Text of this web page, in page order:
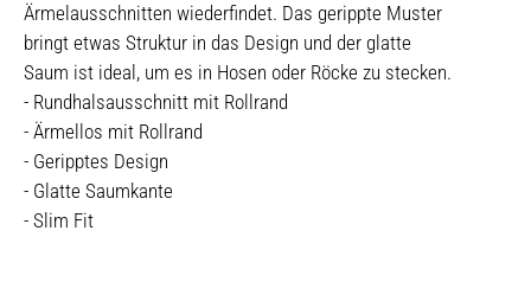
Ärmelausschnitten wiederfindet. Das gerippte Muster
bringt etwas Struktur in das Design und der glatte
Saum ist ideal, um es in Hosen oder Röcke zu stecken.
- Rundhalsausschnitt mit Rollrand
- Ärmellos mit Rollrand
- Geripptes Design
- Glatte Saumkante
- Slim Fit